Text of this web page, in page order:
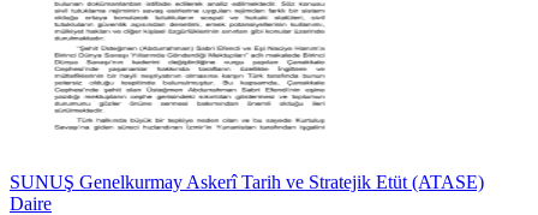
SUNUŞ Genelkurmay Askerî Tarih ve Stratejik Etüt (ATASE)
Daire